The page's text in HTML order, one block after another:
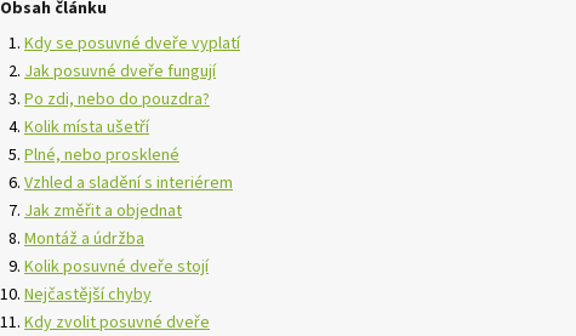
Obsah článku
Kdy se posuvné dveře vyplatí
Jak posuvné dveře fungují
Po zdi, nebo do pouzdra?
Kolik místa ušetří
Plné, nebo prosklené
Vzhled a sladění s interiérem
Jak změřit a objednat
Montáž a údržba
Kolik posuvné dveře stojí
Nejčastější chyby
Kdy zvolit posuvné dveře